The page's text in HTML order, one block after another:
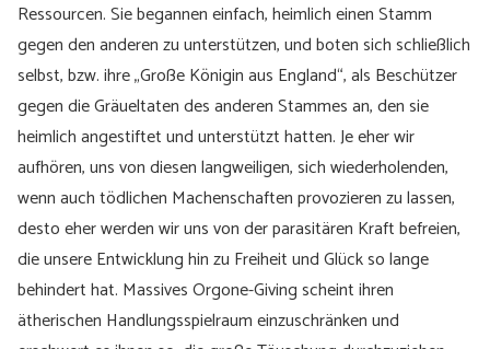
Ressourcen. Sie begannen einfach, heimlich einen Stamm
gegen den anderen zu unterstützen, und boten sich schließlich
selbst, bzw. ihre „Große Königin aus England“, als Beschützer
gegen die Gräueltaten des anderen Stammes an, den sie
heimlich angestiftet und unterstützt hatten. Je eher wir
aufhören, uns von diesen langweiligen, sich wiederholenden,
wenn auch tödlichen Machenschaften provozieren zu lassen,
desto eher werden wir uns von der parasitären Kraft befreien,
die unsere Entwicklung hin zu Freiheit und Glück so lange
behindert hat. Massives Orgone-Giving scheint ihren
ätherischen Handlungsspielraum einzuschränken und